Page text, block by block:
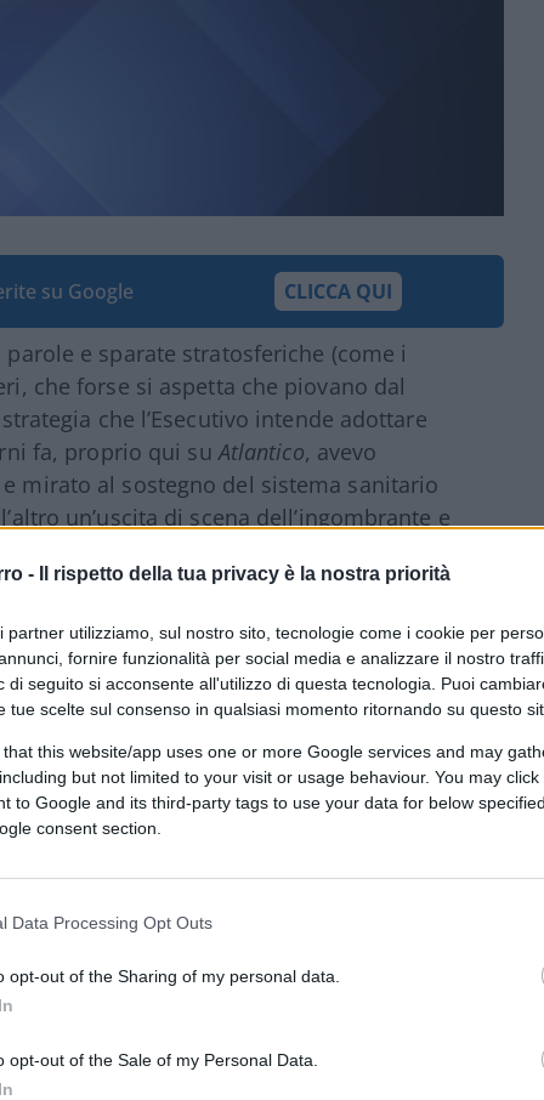
- Il rispetto della tua privacy è la nostra priorità
partner utilizziamo, sul nostro sito, tecnologie come i cookie per
fornire funzionalità per social media e analizzare il nostro
di seguito si acconsente all'utilizzo di questa tecnologia. Puoi
tue scelte sul consenso in qualsiasi momento ritornando su questo
that this website/app uses one or more Google services and may
but not limited to your visit or usage behaviour. You may
to Google and its third-party tags to use your data for below
consent section.
Data Processing Opt Outs
opt-out of the Sharing of my personal data.
opt-out of the Sale of my Personal Data.
su Google CLICCA QUI
e sparate stratosferiche (come i
che forse si aspetta che piovano dal
che l’Esecutivo intende adottare
fa, proprio qui su Atlantico, avevo
mirato al sostegno del sistema sanitario
un’uscita di scena dell’ingombrante e
in modo da ridare fiato al settore
è stata nemmeno presa in
perché vorrà dire precludere
presto in carreggiata su basi più solide
con uno stanziamento di 25 miliardi va
auspicata, e si tratta di un’occasione
un momento di così grande emergenza,
nutre verso i privati e le loro capacità.
da 900 milioni nel 2017 (finito nel
stato) e di un altro di 400 milioni nel